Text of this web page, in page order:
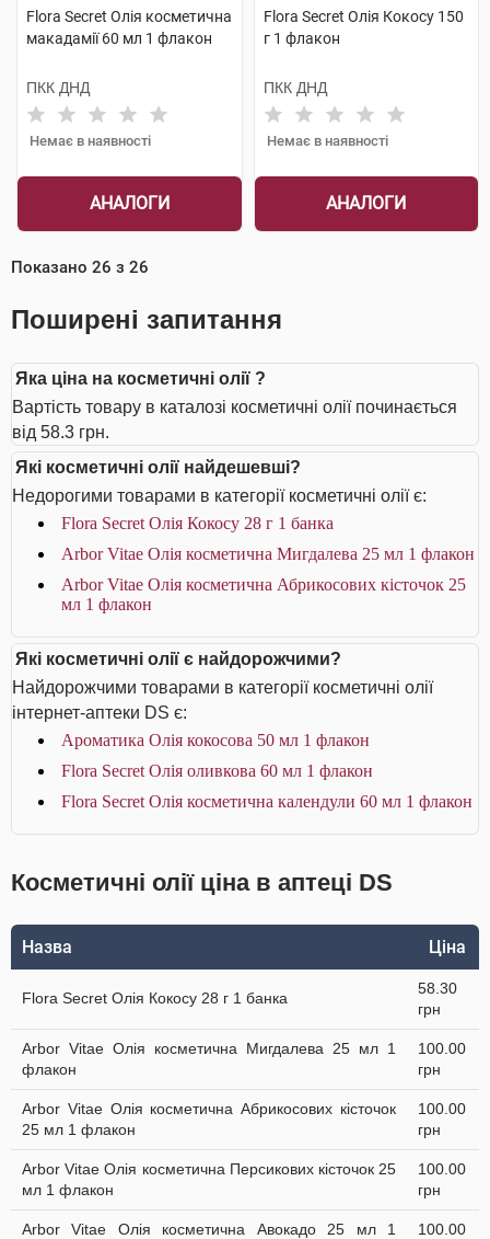
Flora Secret Олія косметична
макадамії 60 мл 1 флакон
ПКК ДНД
Немає в наявності
АНАЛОГИ
Flora Secret Олія Кокосу 150
г 1 флакон
ПКК ДНД
Немає в наявності
АНАЛОГИ
Показано 26 з 26
Поширені запитання
Яка ціна на косметичні олії ?
Вартість товару в каталозі косметичні олії починається
від 58.3 грн.
Які косметичні олії найдешевші?
Недорогими товарами в категорії косметичні олії є:
Flora Secret Олія Кокосу 28 г 1 банка
Arbor Vitae Олія косметична Мигдалева 25 мл 1 флакон
Arbor Vitae Олія косметична Абрикосових кісточок 25
мл 1 флакон
Які косметичні олії є найдорожчими?
Найдорожчими товарами в категорії косметичні олії
інтернет-аптеки DS є:
Ароматика Олія кокосова 50 мл 1 флакон
Flora Secret Олія оливкова 60 мл 1 флакон
Flora Secret Олія косметична календули 60 мл 1 флакон
Косметичні олії ціна в аптеці DS
Назва Ціна
Flora Secret Олія Кокосу 28 г 1 банка
58.30
грн
Arbor Vitae Олія косметична Мигдалева 25 мл 1
флакон
100.00
грн
Arbor Vitae Олія косметична Абрикосових кісточок
25 мл 1 флакон
100.00
грн
Arbor Vitae Олія косметична Персикових кісточок 25
мл 1 флакон
100.00
грн
Arbor Vitae Олія косметична Авокадо 25 мл 1
100.00